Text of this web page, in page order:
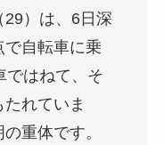
）は、6日深
で自転車に乗
ではねて、そ
れていま
重体です。